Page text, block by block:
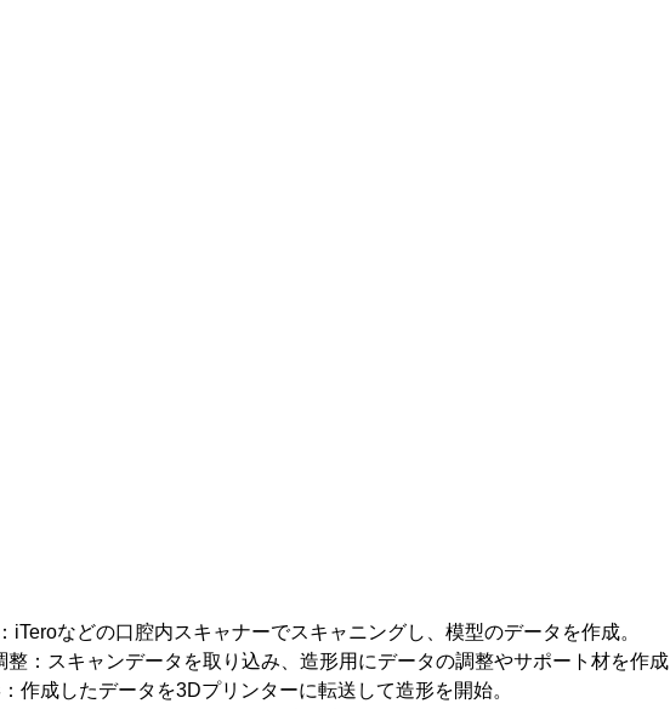
iTeroなどの口腔内スキャナーでスキャニングし、模型のデータを作成。
整：スキャンデータを取り込み、造形用にデータの調整やサポート材を作成
作成したデータを3Dプリンターに転送して造形を開始。